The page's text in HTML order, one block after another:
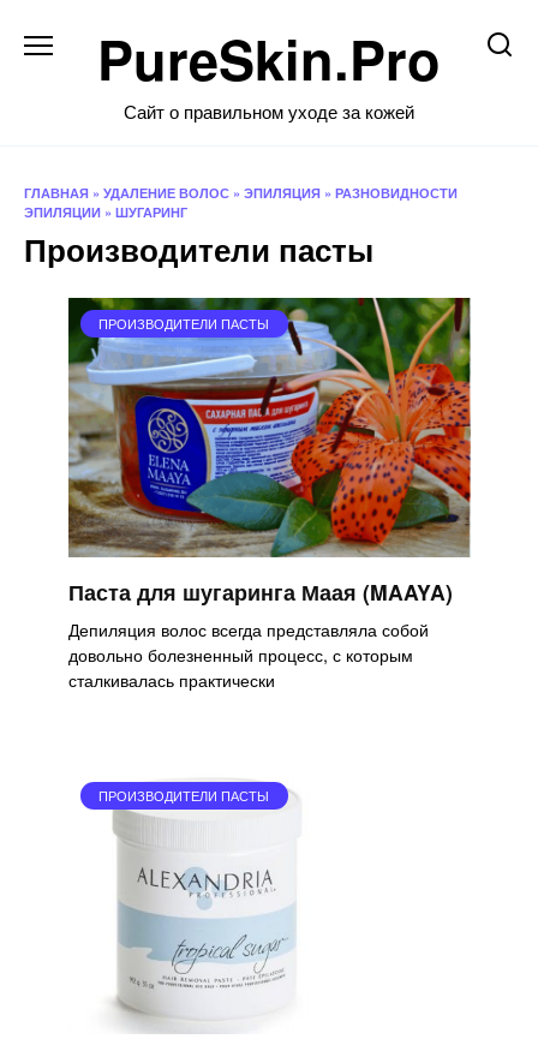
содержаниюPureSkin.Pro
Сайт о правильном уходе за кожей
ГЛАВНАЯ » УДАЛЕНИЕ ВОЛОС » ЭПИЛЯЦИЯ » РАЗНОВИДНОСТИ
ЭПИЛЯЦИИ » ШУГАРИНГ
Производители пасты
ПРОИЗВОДИТЕЛИ ПАСТЫ
Паста для шугаринга Маая (MAAYA)
Депиляция волос всегда представляла собой
довольно болезненный процесс, с которым
сталкивалась практически
ПРОИЗВОДИТЕЛИ ПАСТЫ